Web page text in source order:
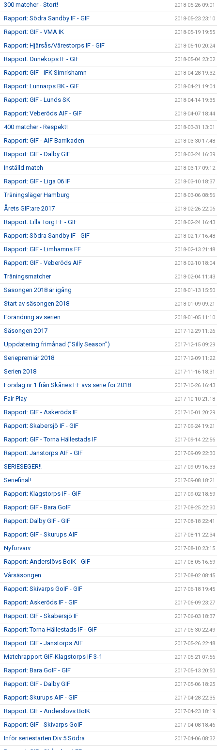
300 matcher - Stort! 2018-05-26 09:01
Rapport: Södra Sandby IF - GIF 2018-05-23 23:10
Rapport: GIF - VMA IK 2018-05-19 19:55
Rapport: Hjärsås/Värestorps IF - GIF 2018-05-10 20:24
Rapport: Önneköps IF - GIF 2018-05-04 23:02
Rapport: GIF - IFK Simrishamn 2018-04-28 19:32
Rapport: Lunnarps BK - GIF 2018-04-21 19:04
Rapport: GIF - Lunds SK 2018-04-14 19:35
Rapport: Veberöds AIF - GIF 2018-04-07 18:44
400 matcher - Respekt! 2018-03-31 13:01
Rapport: GIF - AIF Barrikaden 2018-03-30 17:48
Rapport: GIF - Dalby GIF 2018-03-24 16:39
Inställd match 2018-03-17 09:12
Rapport: GIF - Liga 06 IF 2018-03-10 18:37
Träningsläger Hamburg 2018-03-06 08:56
Årets GIF:are 2017 2018-02-26 22:06
Rapport: Lilla Torg FF - GIF 2018-02-24 16:43
Rapport: Södra Sandby IF - GIF 2018-02-17 16:48
Rapport: GIF - Limhamns FF 2018-02-13 21:48
Rapport: GIF - Veberöds AIF 2018-02-10 18:04
Träningsmatcher 2018-02-04 11:43
Säsongen 2018 är igång 2018-01-13 15:50
Start av säsongen 2018 2018-01-09 09:21
Förändring av serien 2018-01-05 11:10
Säsongen 2017 2017-12-29 11:26
Uppdatering frimånad (”Silly Season”) 2017-12-15 09:29
Seriepremiär 2018 2017-12-09 11:22
Serien 2018 2017-11-16 18:31
Förslag nr 1 från Skånes FF avs serie för 2018 2017-10-26 16:43
Fair Play 2017-10-10 21:18
Rapport: GIF - Askeröds IF 2017-10-01 20:29
Rapport: Skabersjö IF - GIF 2017-09-24 19:21
Rapport: GIF - Torna Hällestads IF 2017-09-14 22:56
Rapport: Janstorps AIF - GIF 2017-09-09 22:30
SERIESEGER!! 2017-09-09 16:33
Seriefinal! 2017-09-08 18:21
Rapport: Klagstorps IF - GIF 2017-09-02 18:59
Rapport: GIF - Bara GoIF 2017-08-25 22:30
Rapport: Dalby GIF - GIF 2017-08-18 22:41
Rapport: GIF - Skurups AIF 2017-08-11 22:34
Nyförvärv 2017-08-10 23:15
Rapport: Anderslövs BoIK - GIF 2017-08-05 16:59
Vårsäsongen 2017-08-02 08:45
Rapport: Skivarps GoIF - GIF 2017-06-18 19:45
Rapport: Askeröds IF - GIF 2017-06-09 23:27
Rapport: GIF - Skabersjö IF 2017-06-03 18:37
Rapport: Torna Hällestads IF - GIF 2017-05-30 22:49
Rapport: GIF - Janstorps AIF 2017-05-26 22:48
Matchrapport GIF-Klagstorps IF 3-1 2017-05-21 07:56
Rapport: Bara GoIF - GIF 2017-05-13 20:50
Rapport: GIF - Dalby GIF 2017-05-06 18:25
Rapport: Skurups AIF - GIF 2017-04-28 22:35
Rapport: GIF - Anderslövs BoIK 2017-04-23 18:19
Rapport: GIF - Skivarps GoIF 2017-04-08 18:46
Inför seriestarten Div 5 Södra 2017-04-06 08:32